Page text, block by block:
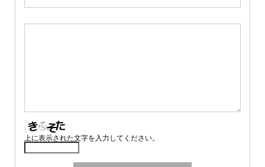
上に表示された文字を入力してください。